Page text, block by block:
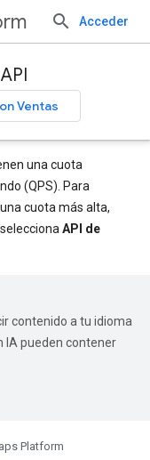
Acceder
Ventas
una cuota
(QPS). Para
cuota más alta,
API de
contenido a tu idioma
IA pueden contener
Platform